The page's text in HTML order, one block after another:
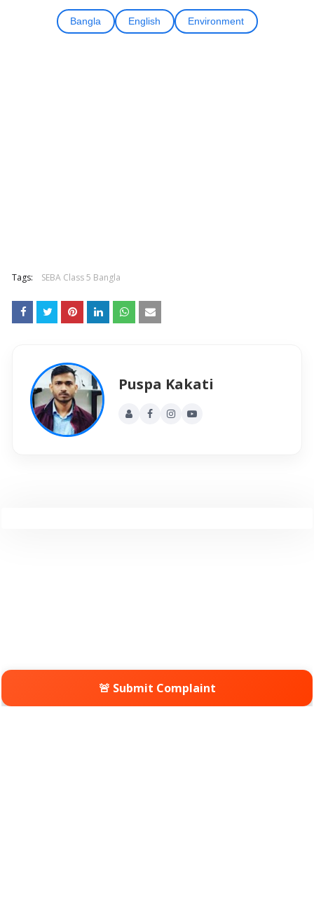
Bangla English Environment
Tags: SEBA Class 5 Bangla
Puspa Kakati
🚨 Submit Complaint